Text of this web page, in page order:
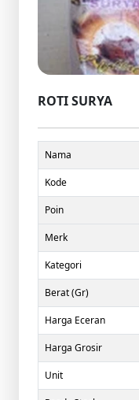
ROTI SURYA
Nama
Kode
Poin
Merk
Kategori
Berat (Gr)
Harga Eceran
Harga Grosir
Unit